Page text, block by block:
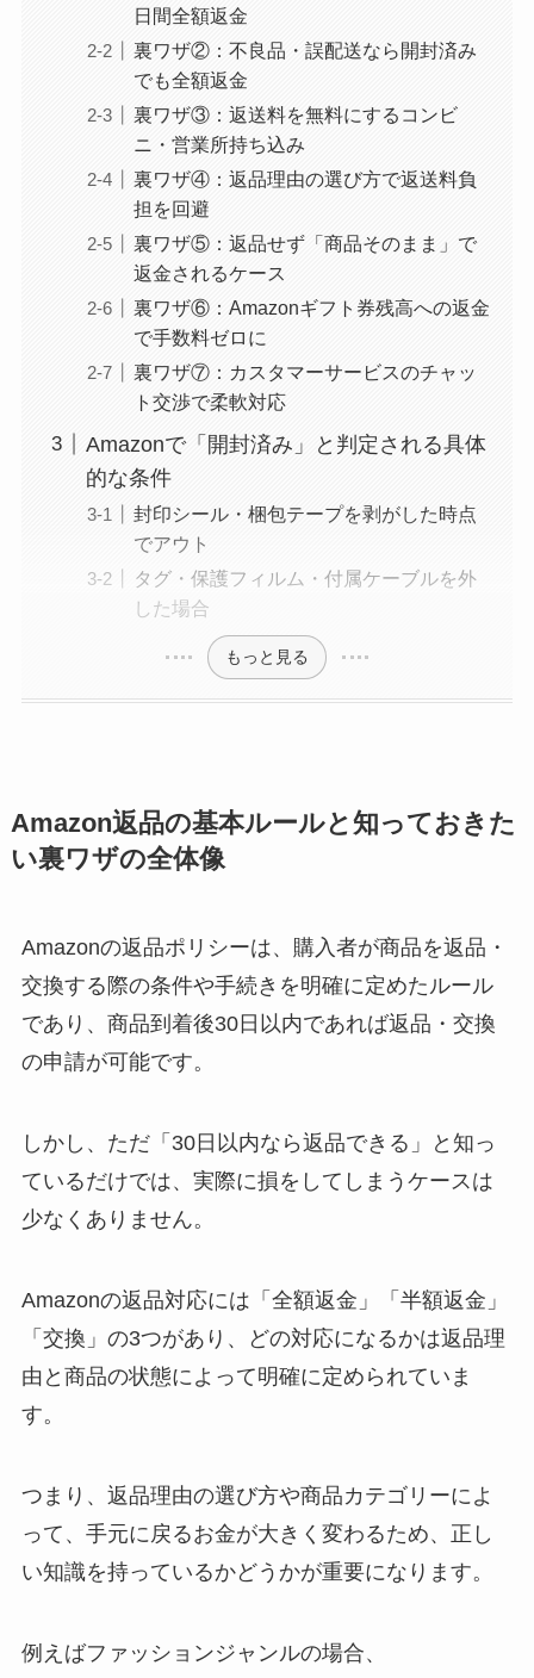
日間全額返金
裏ワザ②：不良品・誤配送なら開封済み
でも全額返金
裏ワザ③：返送料を無料にするコンビ
ニ・営業所持ち込み
裏ワザ④：返品理由の選び方で返送料負
担を回避
裏ワザ⑤：返品せず「商品そのまま」で
返金されるケース
裏ワザ⑥：Amazonギフト券残高への返金
で手数料ゼロに
裏ワザ⑦：カスタマーサービスのチャッ
ト交渉で柔軟対応
Amazonで「開封済み」と判定される具体
的な条件
封印シール・梱包テープを剥がした時点
でアウト
タグ・保護フィルム・付属ケーブルを外
した場合
もっと見る
Amazon返品の基本ルールと知っておきた
い裏ワザの全体像
Amazonの返品ポリシーは、購入者が商品を返品・
交換する際の条件や手続きを明確に定めたルール
であり、商品到着後30日以内であれば返品・交換
の申請が可能です。
しかし、ただ「30日以内なら返品できる」と知っ
ているだけでは、実際に損をしてしまうケースは
少なくありません。
Amazonの返品対応には「全額返金」「半額返金」
「交換」の3つがあり、どの対応になるかは返品理
由と商品の状態によって明確に定められていま
す。
つまり、返品理由の選び方や商品カテゴリーによ
って、手元に戻るお金が大きく変わるため、正し
い知識を持っているかどうかが重要になります。
例えばファッションジャンルの場合、